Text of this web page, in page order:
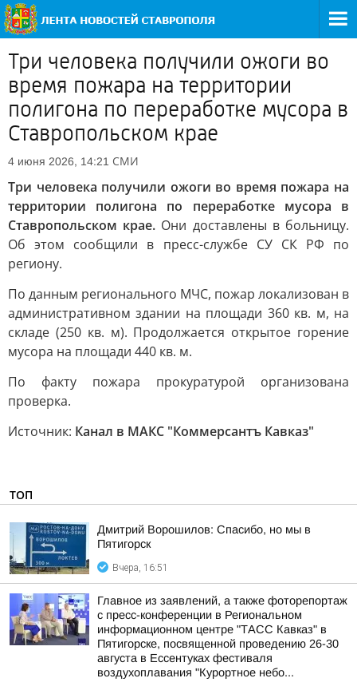
Три человека получили ожоги во
время пожара на территории
полигона по переработке мусора в
Ставропольском крае
4 июня 2026, 14:21 СМИ
Три человека получили ожоги во время пожара на
территории полигона по переработке мусора в
Ставропольском крае. Они доставлены в больницу.
Об этом сообщили в пресс-службе СУ СК РФ по
региону.
По данным регионального МЧС, пожар локализован в
административном здании на площади 360 кв. м, на
складе (250 кв. м). Продолжается открытое горение
мусора на площади 440 кв. м.
По факту пожара прокуратурой организована
проверка.
Источник: Канал в МАКС "Коммерсантъ Кавказ"
ТОП
Дмитрий Ворошилов: Спасибо, но мы в
Пятигорск
Вчера, 16:51
Главное из заявлений, а также фоторепортаж
с пресс-конференции в Региональном
информационном центре "ТАСС Кавказ" в
Пятигорске, посвященной проведению 26-30
августа в Ессентуках фестиваля
воздухоплавания "Курортное небо...